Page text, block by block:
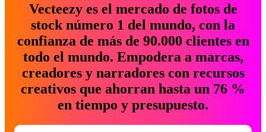
Vecteezy es el mercado de fotos de
stock número 1 del mundo, con la
confianza de más de 90.000 clientes en
todo el mundo. Empodera a marcas,
creadores y narradores con recursos
creativos que ahorran hasta un 76 %
en tiempo y presupuesto.